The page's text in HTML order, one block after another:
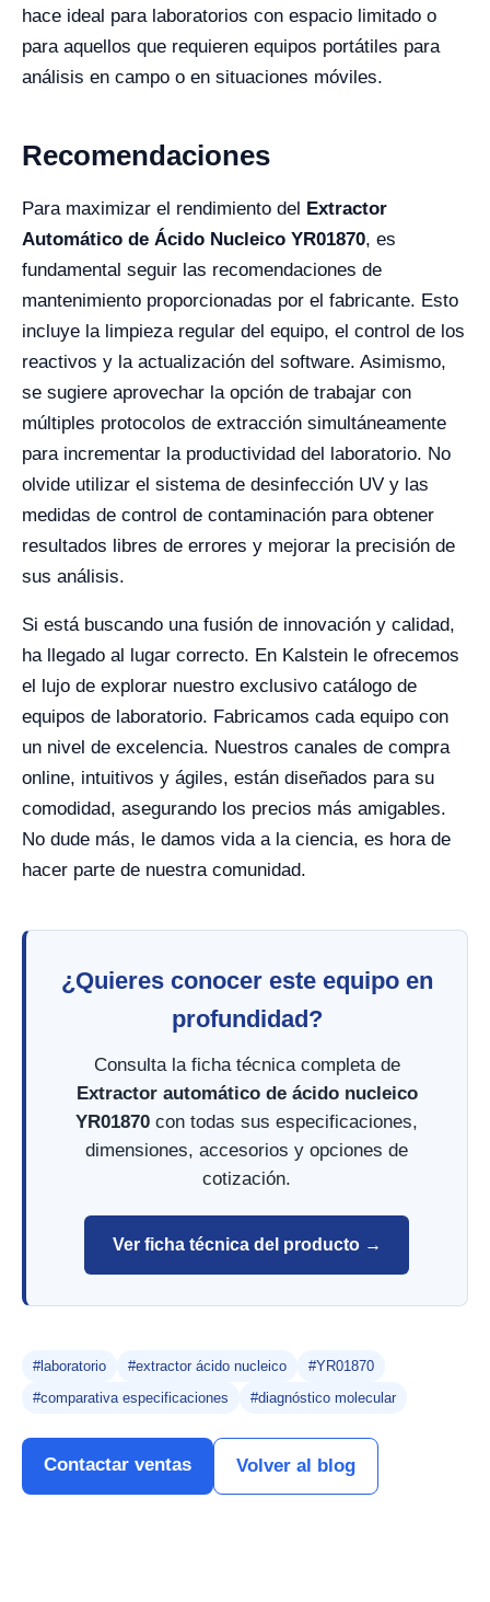
hace ideal para laboratorios con espacio limitado o
para aquellos que requieren equipos portátiles para
análisis en campo o en situaciones móviles.
Recomendaciones
Para maximizar el rendimiento del
Extractor
Automático de Ácido Nucleico YR01870, es
fundamental seguir las recomendaciones de
mantenimiento proporcionadas por el fabricante. Esto
incluye la limpieza regular del equipo, el control de los
reactivos y la actualización del software. Asimismo,
se sugiere aprovechar la opción de trabajar con
múltiples protocolos de extracción simultáneamente
para incrementar la productividad del laboratorio. No
olvide utilizar el sistema de desinfección UV y las
medidas de control de contaminación para obtener
resultados libres de errores y mejorar la precisión de
sus análisis.
Si está buscando una fusión de innovación y calidad,
ha llegado al lugar correcto. En Kalstein le ofrecemos
el lujo de explorar nuestro exclusivo catálogo de
equipos de laboratorio. Fabricamos cada equipo con
un nivel de excelencia. Nuestros canales de compra
online, intuitivos y ágiles, están diseñados para su
comodidad, asegurando los precios más amigables.
No dude más, le damos vida a la ciencia, es hora de
hacer parte de nuestra comunidad.
¿Quieres conocer este equipo en
profundidad?
Consulta la ficha técnica completa de
Extractor automático de ácido nucleico
YR01870 con todas sus especificaciones,
dimensiones, accesorios y opciones de
cotización.
Ver ficha técnica del producto →
#laboratorio #extractor ácido nucleico
#YR01870
#comparativa especificaciones
#diagnóstico molecular
Contactar ventas Volver al blog